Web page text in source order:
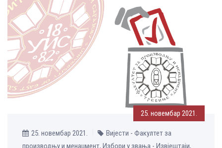
25. новембар 2021.
25. новембар 2021.
Вијести - Факултет за
производњу и менаџмент, Избори у звања - Извјештаји,